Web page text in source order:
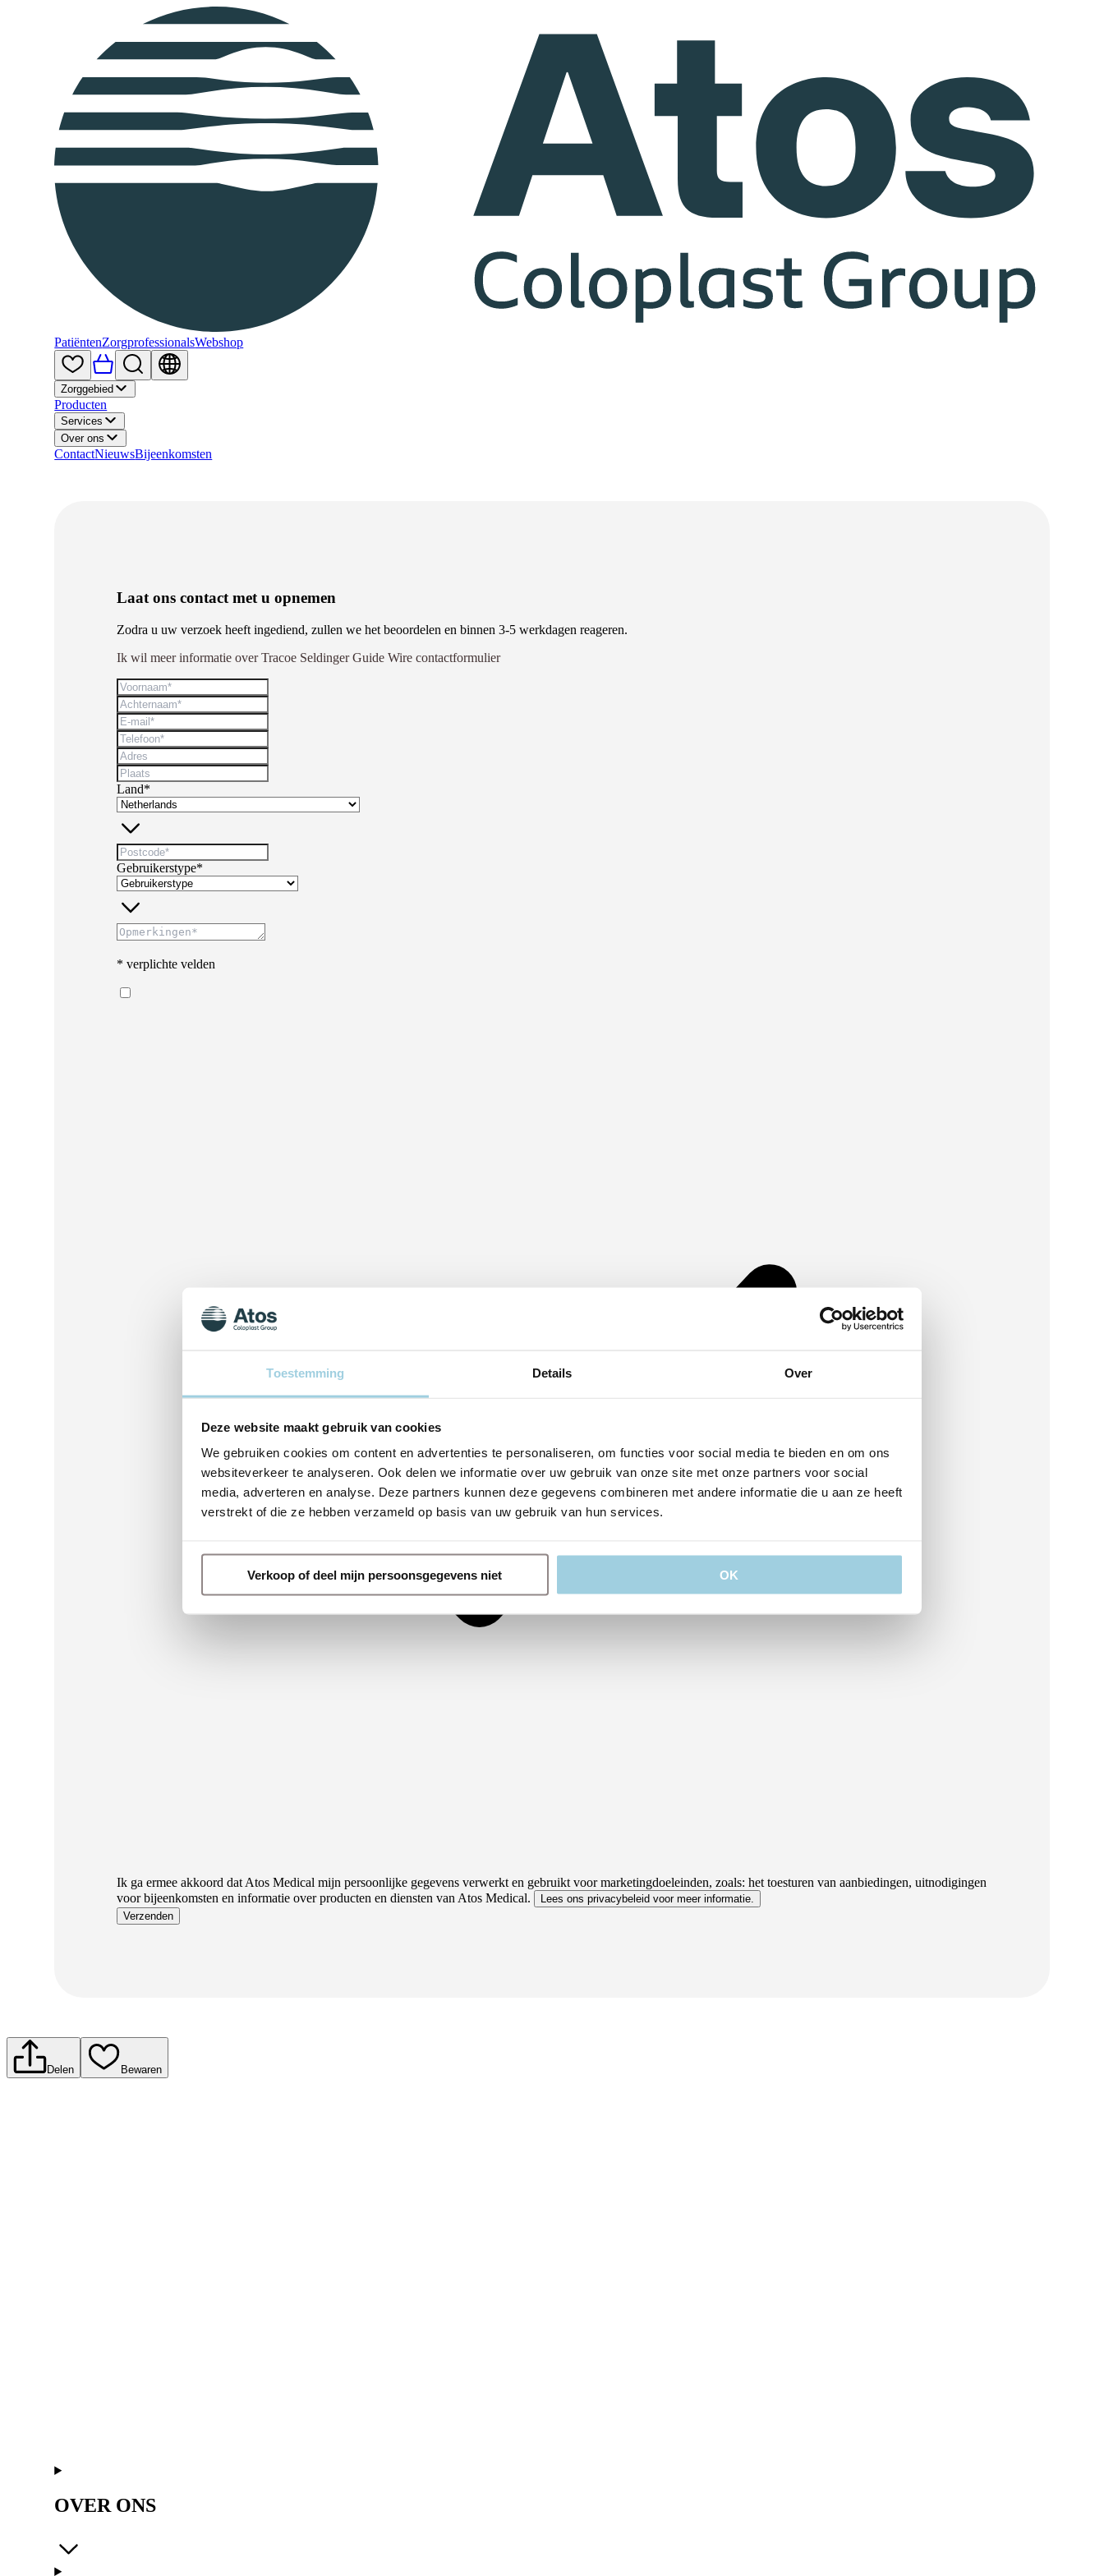
Toestemming Details Over
Deze website maakt gebruik van cookies
We gebruiken cookies om content en advertenties te personaliseren, om functies voor social media te bieden en om ons
websiteverkeer te analyseren. Ook delen we informatie over uw gebruik van onze site met onze partners voor social
media, adverteren en analyse. Deze partners kunnen deze gegevens combineren met andere informatie die u aan ze heeft
verstrekt of die ze hebben verzameld op basis van uw gebruik van hun services.
Verkoop of deel mijn persoonsgegevens niet OK
PatiëntenZorgprofessionalsWebshop
Zorggebied
Producten
Services
Over ons
ContactNieuwsBijeenkomsten
Laat ons contact met u opnemen
Zodra u uw verzoek heeft ingediend, zullen we het beoordelen en binnen 3-5 werkdagen reageren.
Ik wil meer informatie over Tracoe Seldinger Guide Wire contactformulier
Land*
Gebruikerstype*
* verplichte velden
Ik ga ermee akkoord dat Atos Medical mijn persoonlijke gegevens verwerkt en gebruikt voor marketingdoeleinden, zoals: het toesturen van aanbiedingen, uitnodigingen
voor bijeenkomsten en informatie over producten en diensten van Atos Medical.
Lees ons privacybeleid voor meer informatie.
Verzenden
Delen Bewaren
OVER ONS